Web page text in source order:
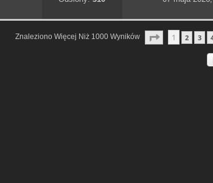
Znaleziono Więcej Niż 1000 Wyników Strona 1Z 40
1 2 3